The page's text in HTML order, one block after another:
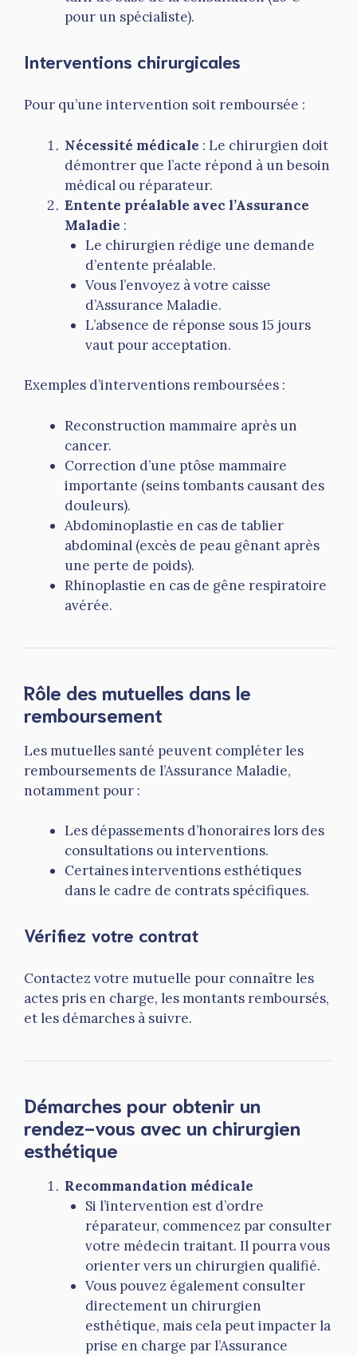
pour un spécialiste).
Interventions chirurgicales
Pour qu’une intervention soit remboursée :
Nécessité médicale : Le chirurgien doit
démontrer que l’acte répond à un besoin
médical ou réparateur.
Entente préalable avec l’Assurance
Maladie :
Le chirurgien rédige une demande
d’entente préalable.
Vous l’envoyez à votre caisse
d’Assurance Maladie.
L’absence de réponse sous 15 jours
vaut pour acceptation.
Exemples d’interventions remboursées :
Reconstruction mammaire après un
cancer.
Correction d’une ptôse mammaire
importante (seins tombants causant des
douleurs).
Abdominoplastie en cas de tablier
abdominal (excès de peau gênant après
une perte de poids).
Rhinoplastie en cas de gêne respiratoire
avérée.
Rôle des mutuelles dans le
remboursement
Les mutuelles santé peuvent compléter les
remboursements de l’Assurance Maladie,
notamment pour :
Les dépassements d’honoraires lors des
consultations ou interventions.
Certaines interventions esthétiques
dans le cadre de contrats spécifiques.
Vérifiez votre contrat
Contactez votre mutuelle pour connaître les
actes pris en charge, les montants remboursés,
et les démarches à suivre.
Démarches pour obtenir un
rendez-vous avec un chirurgien
esthétique
Recommandation médicale
Si l’intervention est d’ordre
réparateur, commencez par consulter
votre médecin traitant. Il pourra vous
orienter vers un chirurgien qualifié.
Vous pouvez également consulter
directement un chirurgien
esthétique, mais cela peut impacter la
prise en charge par l’Assurance